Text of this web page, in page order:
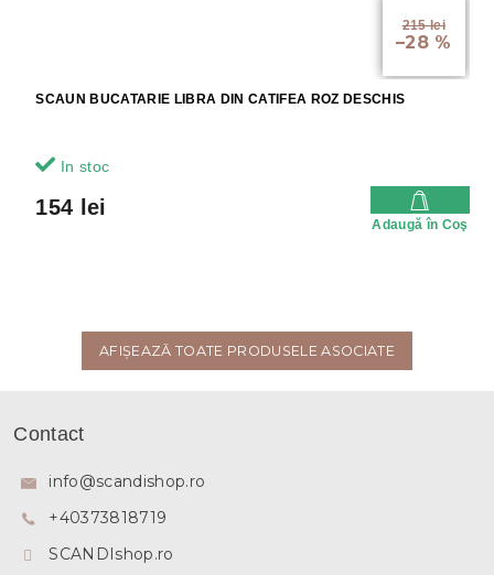
215 lei
–28 %
SCAUN BUCATARIE LIBRA DIN CATIFEA ROZ DESCHIS
In stoc
154 lei
Adaugă în Coş
AFIŞEAZĂ TOATE PRODUSELE ASOCIATE
Contact
info@scandishop.ro
+40373818719
SCANDIshop.ro